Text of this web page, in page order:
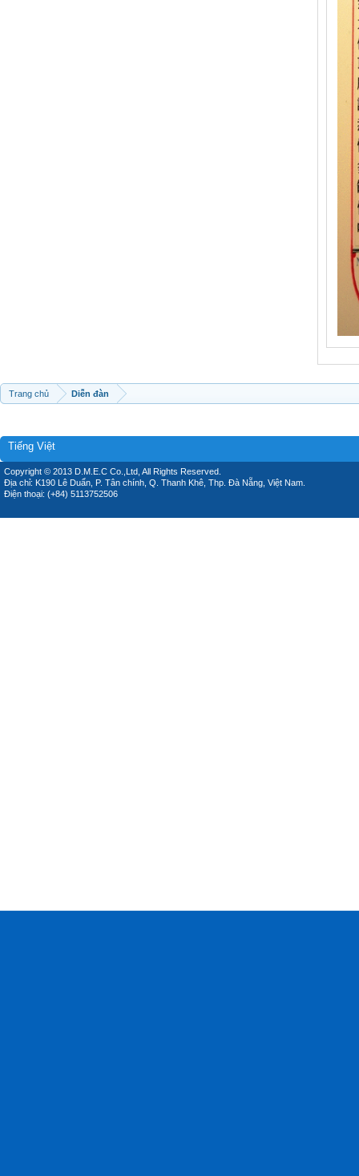
Trang chủ Diễn đàn
Tiếng Việt
Copyright © 2013 D.M.E.C Co.,Ltd, All Rights Reserved.
Địa chỉ: K190 Lê Duẩn, P. Tân chính, Q. Thanh Khê, Thp. Đà Nẵng, Việt Nam.
Điện thoại: (+84) 5113752506